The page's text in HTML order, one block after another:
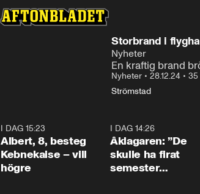
Storbrand i
Nyheter
En kraftig brand
Nyheter • 28.12.24 • 35
Strömstad
I DAG 15:23
Albert, 8, besteg
Kebnekaise – vill
högre
I DAG 14:26
Åklagaren: ”De
skulle ha firat
semester